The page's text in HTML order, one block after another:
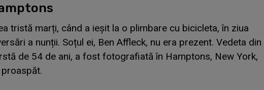
tristă marți, când a ieșit la o plimbare cu bicicleta, în ziua
a nunții. Soțul ei, Ben Affleck, nu era prezent. Vedeta din
de 54 de ani, a fost fotografiată în Hamptons, New York,